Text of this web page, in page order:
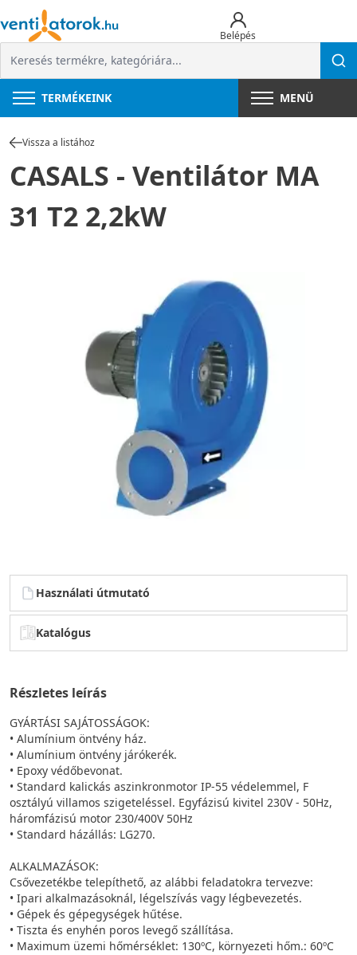
Belépés
TERMÉKEINK MENÜ
Vissza a listához
CASALS - Ventilátor MA
31 T2 2,2kW
Használati útmutató
Katalógus
Részletes leírás
GYÁRTÁSI SAJÁTOSSÁGOK:
• Alumínium öntvény ház.
• Alumínium öntvény járókerék.
• Epoxy védőbevonat.
• Standard kalickás aszinkronmotor IP-55 védelemmel, F
osztályú villamos szigeteléssel. Egyfázisú kivitel 230V - 50Hz,
háromfázisú motor 230/400V 50Hz
• Standard házállás: LG270.
ALKALMAZÁSOK:
Csővezetékbe telepíthető, az alábbi feladatokra tervezve:
• Ipari alkalmazásoknál, légelszívás vagy légbevezetés.
• Gépek és gépegységek hűtése.
• Tiszta és enyhén poros levegő szállítása.
• Maximum üzemi hőmérséklet: 130ºC, környezeti hőm.: 60ºC